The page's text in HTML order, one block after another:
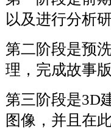
以及进行分析
第二阶段是预
理，完成故事
第三阶段是3D
图像，并且在